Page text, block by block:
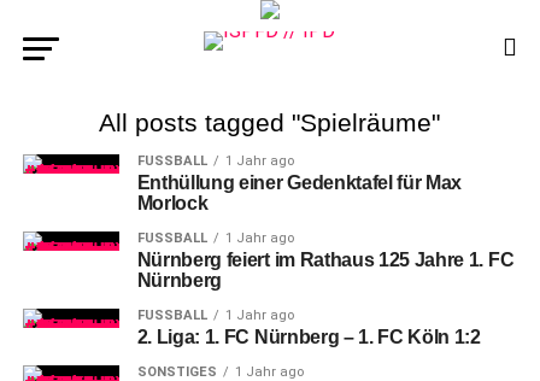
All posts tagged "Spielräume"
FUSSBALL 1 Jahr ago
Enthüllung einer Gedenktafel für Max
Morlock
FUSSBALL 1 Jahr ago
Nürnberg feiert im Rathaus 125 Jahre 1. FC
Nürnberg
FUSSBALL 1 Jahr ago
2. Liga: 1. FC Nürnberg – 1. FC Köln 1:2
SONSTIGES 1 Jahr ago